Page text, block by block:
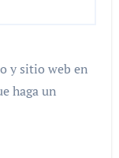
y sitio web en
haga un